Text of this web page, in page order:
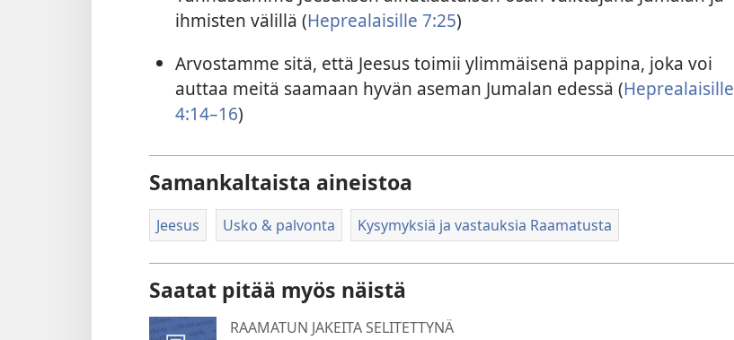
ihmisten välillä (Heprealaisille 7:25)
Arvostamme sitä, että Jeesus toimii ylimmäisenä pappina, joka voi
auttaa meitä saamaan hyvän aseman Jumalan edessä (Heprealaisille
4:14–16)
Samankaltaista aineistoa
Jeesus Usko & palvonta Kysymyksiä ja vastauksia Raamatusta
Saatat pitää myös näistä
RAAMATUN JAKEITA SELITETTYNÄ